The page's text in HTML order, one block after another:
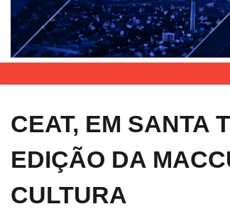
CEAT, EM SANTA
EDIÇÃO DA
CULTURA